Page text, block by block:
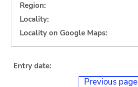
Region:
Locality:
Locality on Google Maps:
Entry date:
Previous page